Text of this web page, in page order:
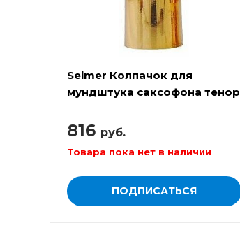
Selmer Колпачок для
мундштука саксофона тенор
816 руб.
Товара пока нет в наличии
ПОДПИСАТЬСЯ